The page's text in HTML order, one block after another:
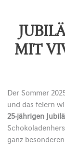
MIT
Der Sommer
und das feiern
25-jährigen
ganz